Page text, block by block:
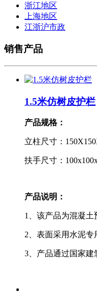
浙江地区
上海地区
江浙沪市政
销售产品
1.5米仿树皮护栏
产品规格：
立柱尺寸：
扶手尺寸：
产品说明：
1、该产品为混凝土
2、表面采用水泥专
3、产品通过国家建